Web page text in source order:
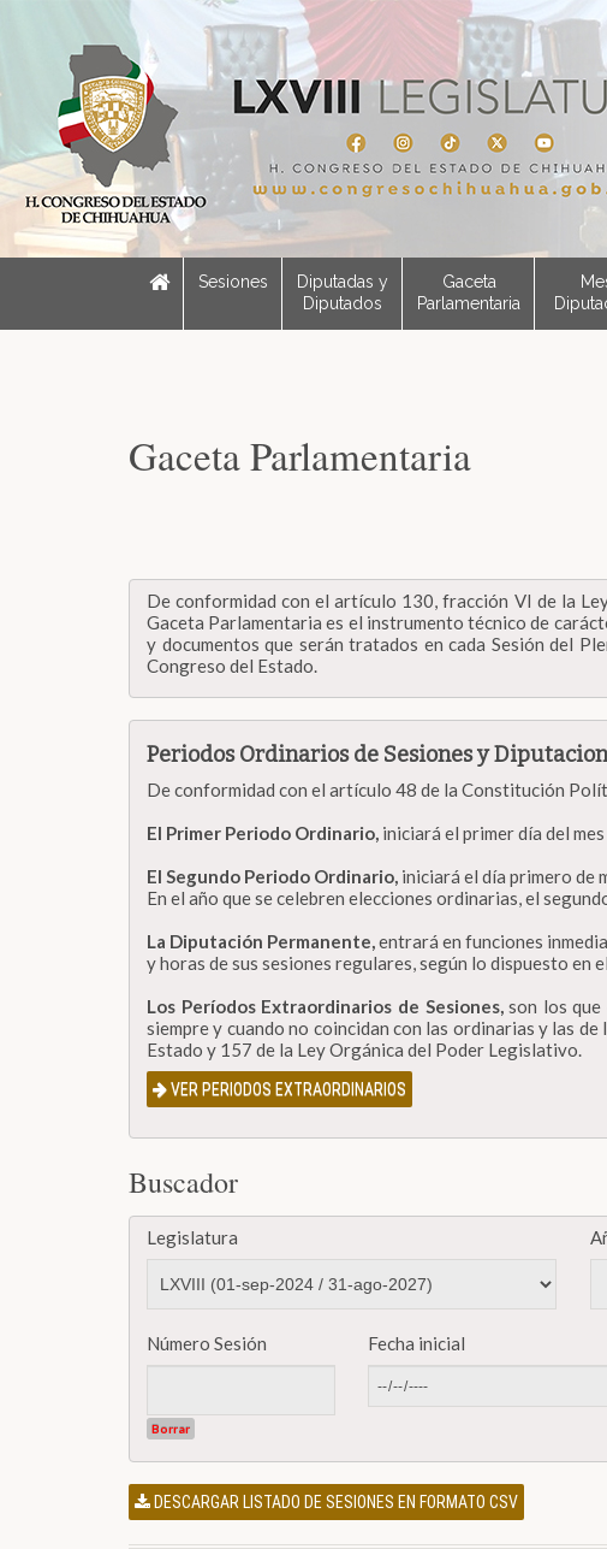
Sesiones
Diputadas y
Diputados
Gaceta
Parlamentaria
Gaceta Parlamentaria
De conformidad con el artículo 130, fracción VI de la
Gaceta Parlamentaria es el instrumento técnico de
y documentos que serán tratados en cada Sesión del
Congreso del Estado.
Periodos Ordinarios de Sesiones y
De conformidad con el artículo 48 de la Constitución
El Primer Periodo Ordinario, iniciará el primer día del
El Segundo Periodo Ordinario, iniciará el día primero de
En el año que se celebren elecciones ordinarias, el
La Diputación Permanente,entrará en funciones
y horas de sus sesiones regulares, según lo dispuesto
Los Períodos Extraordinarios de Sesiones,son los que
siempre y cuando no coincidan con las ordinarias y las
Estado y 157 de la Ley Orgánica del Poder Legislativo.
VER PERIODOS EXTRAORDINARIOS
Buscador
Legislatura
Número Sesión
Borrar
Fecha inicial
DESCARGAR LISTADO DE SESIONES EN FORMATO CSV